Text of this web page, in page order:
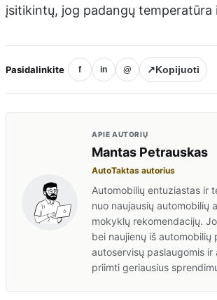
įsitikintų, jog padangų
Pasidalinkite f in @ ↗Kopijuoti
APIE AUTORIŲ
Mantas Petrauskas
AutoTaktas autorius
Automobilių entuziastas ir
nuo naujausių automobilių
mokyklų rekomendacijų.
bei naujienų iš automobilių
autoservisų paslaugomis
priimti geriausius